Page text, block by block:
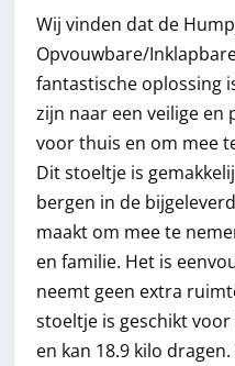
Wij vinden dat de
Opvouwbare/
fantastische oplossing
zijn naar een veilige
voor thuis en om mee
Dit stoeltje is
bergen in de
maakt om mee te
en familie. Het is
neemt geen extra
stoeltje is geschikt
en kan 18.9 kilo